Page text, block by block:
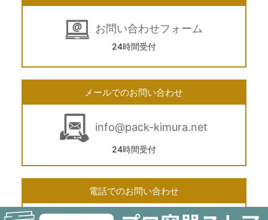
お問い合わせフォーム
24時間受付
メールでのお問い合わせ
info@pack-kimura.net
24時間受付
電話でのお問い合わせ